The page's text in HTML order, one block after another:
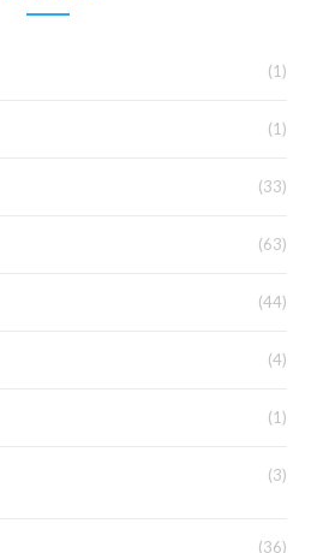
(1)
(1)
(33)
(63)
(44)
(4)
(1)
(3)
(36)